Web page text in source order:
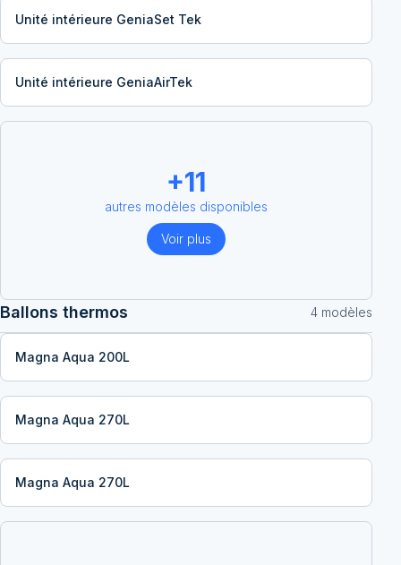
Unité intérieure GeniaSet Tek
Unité intérieure GeniaAirTek
+11
autres modèles disponibles
Voir plus
Ballons thermos 4 modèles
Magna Aqua 200L
Magna Aqua 270L
Magna Aqua 270L